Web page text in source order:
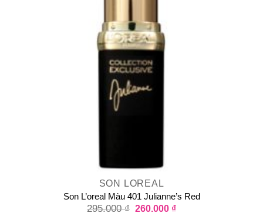
SON LOREAL
Son L’oreal Màu 401 Julianne’s Red
295.000₫ 260.000 ₫